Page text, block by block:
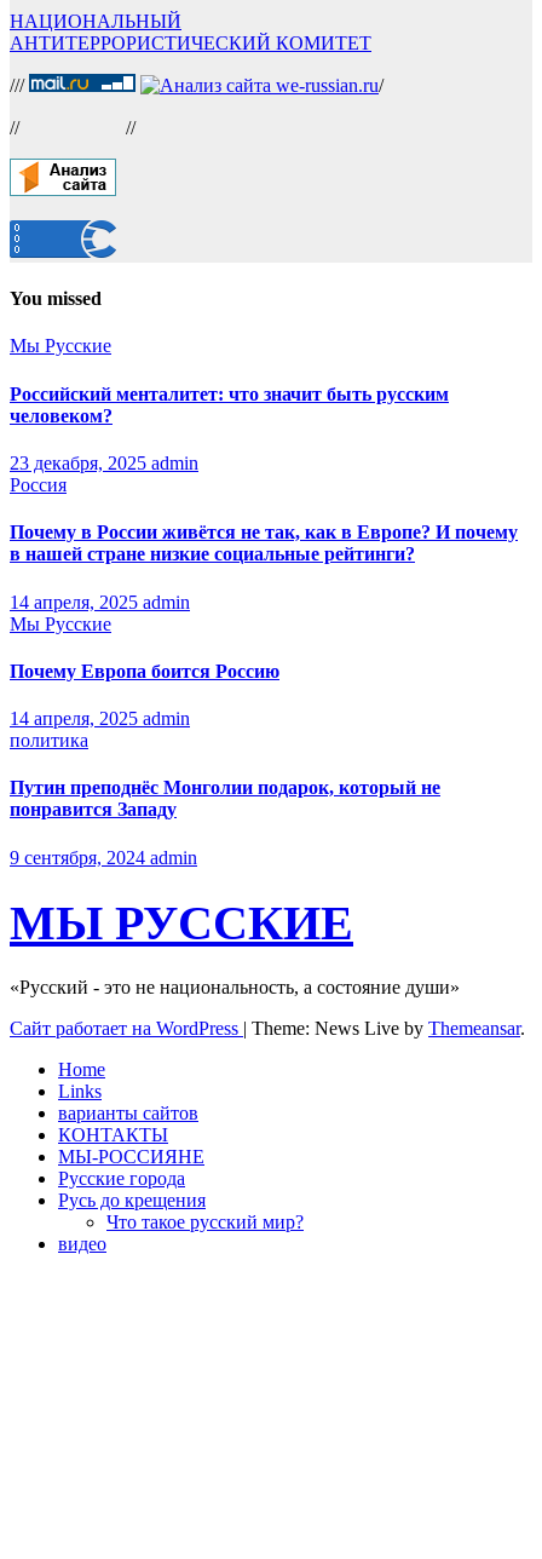
НАЦИОНАЛЬНЫЙ
АНТИТЕРРОРИСТИЧЕСКИЙ КОМИТЕТ
/// /
// //
You missed
Мы Русские
Российский менталитет: что значит быть русским
человеком?
23 декабря, 2025 admin
Россия
Почему в России живётся не так, как в Европе? И почему
в нашей стране низкие социальные рейтинги?
14 апреля, 2025 admin
Мы Русские
Почему Европа боится Россию
14 апреля, 2025 admin
политика
Путин преподнёс Монголии подарок, который не
понравится Западу
9 сентября, 2024 admin
МЫ РУССКИЕ
«Русский - это не национальность, а состояние души»
Сайт работает на WordPress
Theme: News Live by Themeansar.
Home
Links
варианты сайтов
КОНТАКТЫ
МЫ-РОССИЯНЕ
Русские города
Русь до крещения
Что такое русский мир?
видео